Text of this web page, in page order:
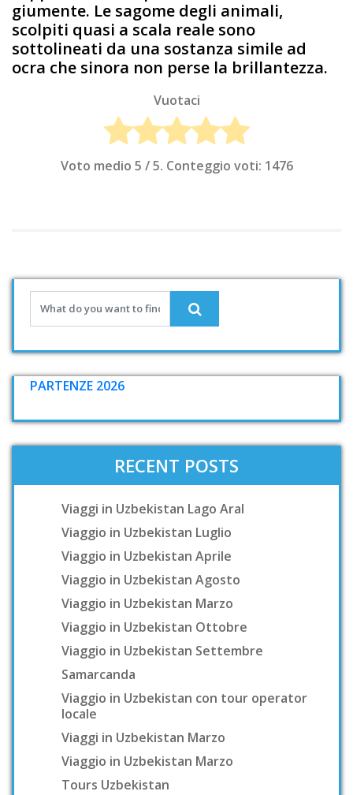
giumente. Le sagome degli animali,
scolpiti quasi a scala reale sono
sottolineati da una sostanza simile ad
ocra che sinora non perse la brillantezza.
Vuotaci
Voto medio 5 / 5. Conteggio voti: 1476
PARTENZE 2026
RECENT POSTS
Viaggi in Uzbekistan Lago Aral
Viaggio in Uzbekistan Luglio
Viaggio in Uzbekistan Aprile
Viaggio in Uzbekistan Agosto
Viaggio in Uzbekistan Marzo
Viaggio in Uzbekistan Ottobre
Viaggio in Uzbekistan Settembre
Samarcanda
Viaggio in Uzbekistan con tour operator
locale
Viaggi in Uzbekistan Marzo
Viaggio in Uzbekistan Marzo
Tours Uzbekistan